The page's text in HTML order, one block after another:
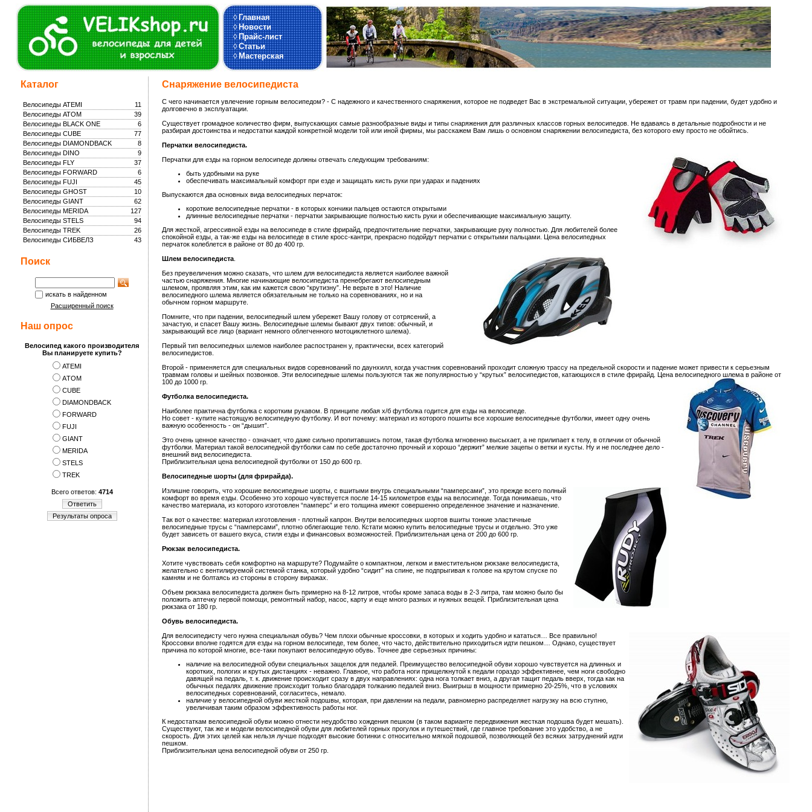
◊Главная
◊Новости
◊Прайс-лист
◊Статьи
◊Мастерская
Каталог
11
Велосипеды ATEMI
39
Велосипеды ATOM
6
Велосипеды BLACK ONE
77
Велосипеды CUBE
8
Велосипеды DIAMONDBACK
9
Велосипеды DINO
37
Велосипеды FLY
6
Велосипеды FORWARD
45
Велосипеды FUJI
10
Велосипеды GHOST
62
Велосипеды GIANT
127
Велосипеды MERIDA
94
Велосипеды STELS
26
Велосипеды TREK
43
Велосипеды СИБВЕЛЗ
Поиск
искать в найденном
Расширенный поиск
Наш опрос
Велосипед какого производителя
Вы планируете купить?
ATEMI
АTOM
CUBE
DIAMONDBACK
FORWARD
FUJI
GIANT
MERIDA
STELS
TREK
Всего ответов: 4714
Ответить
Результаты опроса
Снаряжение велосипедиста
С чего начинается увлечение горным велосипедом? - С надежного и качественного снаряжения, которое не подведет Вас в экстремальной ситуации, убережет от травм при падении, будет удобно и
долговечно в эксплуатации.
Существует громадное количество фирм, выпускающих самые разнообразные виды и типы снаряжения для различных классов горных велосипедов. Не вдаваясь в детальные подробности и не
разбирая достоинства и недостатки каждой конкретной модели той или иной фирмы, мы расскажем Вам лишь о основном снаряжении велосипедиста, без которого ему просто не обойтись.
Перчатки велосипедиста.
Перчатки для езды на горном велосипеде должны отвечать следующим требованиям:
быть удобными на руке
обеспечивать максимальный комфорт при езде и защищать кисть руки при ударах и падениях
Выпускаются два основных вида велосипедных перчаток:
короткие велосипедные перчатки - в которых кончики пальцев остаются открытыми
длинные велосипедные перчатки - перчатки закрывающие полностью кисть руки и обеспечивающие максимальную защиту.
Для жесткой, агрессивной езды на велосипеде в стиле фрирайд, предпочтительние перчатки, закрывающие руку полностью. Для любителей более
спокойной езды, а так-же езды на велосипеде в стиле кросс-кантри, прекрасно подойдут перчатки с открытыми пальцами. Цена велосипедных
перчаток колеблется в районе от 80 до 400 гр.
Шлем велосипедиста.
Без преувеличения можно сказать, что шлем для велосипедиста является наиболее важной
частью снаряжения. Многие начинающие велосипедиста пренебрегают велосипедным
шлемом, проявляя этим, как им кажется свою “крутизну”. Не верьте в это! Наличие
велосипедного шлема является обязательным не только на соревнованиях, но и на
обычном горном маршруте.
Помните, что при падении, велосипедный шлем убережет Вашу голову от сотрясений, а
зачастую, и спасет Вашу жизнь. Велосипедные шлемы бывают двух типов: обычный, и
закрывающий все лицо (вариант немного облегченного мотоциклетного шлема).
Первый тип велосипедных шлемов наиболее распостранен у, практически, всех категорий
велосипедистов.
Второй - применяется для специальных видов соревнований по даунхилл, когда участник соревнований проходит сложную трассу на предельной скорости и падение может привести к серьезным
травмам головы и шейных позвонков. Эти велосипедные шлемы пользуются так же популярностью у “крутых” велосипедистов, катающихся в стиле фрирайд. Цена велосипедного шлема в районе от
100 до 1000 гр.
Футболка велосипедиста.
Наиболее практична футболка с коротким рукавом. В принципе любая х/б футболка годится для езды на велосипеде.
Но совет - купите настоящую велосипедную футболку. И вот почему: материал из которого пошиты все хорошие велосипедные футболки, имеет одну очень
важную особенность - он “дышит”.
Это очень ценное качество - означает, что даже сильно пропитавшись потом, такая футболка мгновенно высыхает, а не прилипает к телу, в отличии от обычной
футболки. Материал такой велосипедной футболки сам по себе достаточно прочный и хорошо “держит” мелкие зацепы о ветки и кусты. Ну и не поcледнее дело -
внешний вид велосипедиста.
Приблизительная цена велосипедной футболки от 150 до 600 гр.
Велосипедные шорты (для фрирайда).
Излишне говорить, что хорошие велосипедные шорты, с вшитыми внутрь специальными “памперсами”, это прежде всего полный
комфорт во время езды. Особенно это хорошо чувствуется после 14-15 километров езды на велосипеде. Тогда понимаешь, что
качество материала, из которого изготовлен “памперс” и его толщина имеют совершенно определенное значение и назначение.
Так вот о качестве: материал изготовления - плотный капрон. Внутри велосипедных шортов вшиты тонкие эластичные
велосипедные трусы с “памперсами”, плотно облегающие тело. Кстати можно купить велосипедные трусы и отдельно. Это уже
будет зависеть от вашего вкуса, стиля езды и финансовых возможностей. Приблизительная цена от 200 до 600 гр.
Рюкзак велосипедиста.
Хотите чувствовать себя комфортно на маршруте? Подумайте о компактном, легком и вместительном рюкзаке велосипедиста,
желательно с вентилируемой системой станка, который удобно “сидит” на спине, не подпрыгивая к голове на крутом спуске по
камням и не болтаясь из стороны в сторону виражах.
Объем рюкзака велосипедиста должен быть примерно на 8-12 литров, чтобы кроме запаса воды в 2-3 литра, там можно было бы
положить аптечку первой помощи, ремонтный набор, насос, карту и еще много разных и нужных вещей. Приблизительная цена
рюкзака от 180 гр.
Обувь велосипедиста.
Для велосипедисту чего нужна специальная обувь? Чем плохи обычные кроссовки, в которых и ходить удобно и кататься… Все правильно!
Кроссовки вполне годятся для езды на горном велосипеде, тем более, что часто, действительно приходиться идти пешком… Однако, существует
причина по которой многие, все-таки покупают велосипедную обувь. Точнее две серьезных причины:
наличие на велосипедной обуви специальных защелок для педалей. Преимущество велосипедной обуви хорошо чувствуется на длинных и
коротких, пологих и крутых дистанциях - неважно. Главное, что работа ноги прищелкнутой к педали гораздо эффективнее, чем ноги свободно
давящей на педаль, т. к. движение происходит сразу в двух направлениях: одна нога толкает вниз, а другая тащит педаль вверх, тогда как на
обычных педалях движение происходит только благодаря толканию педалей вниз. Выигрыш в мощности примерно 20-25%, что в условиях
велосипедных соревнований, согласитесь, немало.
наличие у велосипедной обуви жесткой подошвы, которая, при давлении на педали, равномерно распределяет нагрузку на всю ступню,
увеличивая таким образом эффективность работы ног.
К недостаткам велосипедной обуви можно отнести неудобство хождения пешком (в таком варианте передвижения жесткая подошва будет мешать).
Существуют, так же и модели велосипедной обуви для любителей горных прогулок и путешествий, где главное требование это удобство, а не
скорость. Для этих целей как нельзя лучше подходят высокие ботинки с относительно мягкой подошвой, позволяющей без всяких затруднений идти
пешком.
Приблизительная цена велосипедной обуви от 250 гр.